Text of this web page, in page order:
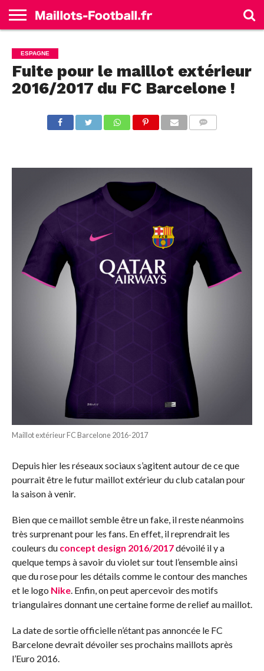
ALLEMAGNE
ANGLETERRE
ESPAGNE
FRANCE
ITALIE
SÉLECTIONS
MARQUES
ESPAGNE
Fuite pour le maillot extérieur
2016/2017 du FC Barcelone !
Maillot extérieur FC Barcelone 2016-2017
Depuis hier les réseaux sociaux s’agitent autour de ce que
pourrait être le futur maillot extérieur du club catalan pour
la saison à venir.
Bien que ce maillot semble être un fake, il reste néanmoins
très surprenant pour les fans. En effet, il reprendrait les
couleurs du concept design 2016/2017dévoilé il y a
quelque temps à savoir du violet sur tout l’ensemble ainsi
que du rose pour les détails comme le contour des manches
et le logo Nike. Enfin, on peut apercevoir des motifs
triangulaires donnant une certaine forme de relief au maillot.
La date de sortie officielle n’étant pas annoncée le FC
Barcelone devrait dévoiler ses prochains maillots après
l’Euro 2016.